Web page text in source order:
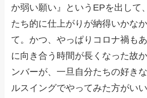
か弱い願い』というEPを出して
たち的に仕上がりが納得いかな
て。かつ、やっぱりコロナ禍も
に向き合う時間が長くなった故
ンバーが、一旦自分たちの好き
ルスイングでやってみた方がい